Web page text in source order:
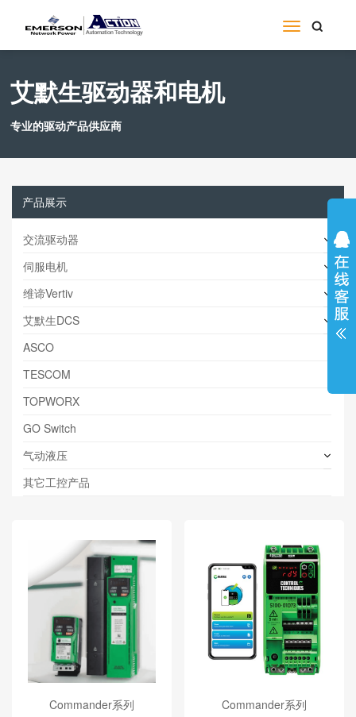
艾默生驱动器和电机
专业的驱动产品供应商
产品展示
交流驱动器
伺服电机
维谛Vertiv
艾默生DCS
ASCO
TESCOM
TOPWORX
GO Switch
气动液压
其它工控产品
Commander系列 Commander系列